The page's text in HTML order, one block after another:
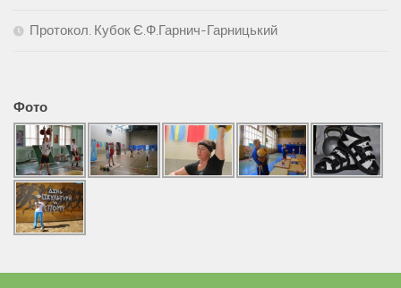
Протокол. Кубок Є.Ф.Гарнич-Гарницький
Фото